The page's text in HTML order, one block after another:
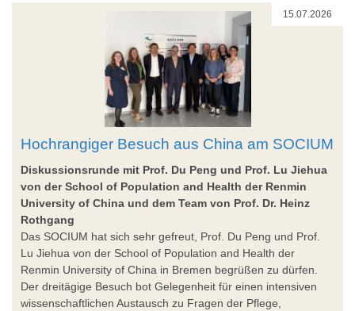
15.07.2026
Hochrangiger Besuch aus China am SOCIUM
Diskussionsrunde mit Prof. Du Peng und Prof. Lu Jiehua
von der School of Population and Health der Renmin
University of China und dem Team von Prof. Dr. Heinz
Rothgang
Das SOCIUM hat sich sehr gefreut, Prof. Du Peng und Prof.
Lu Jiehua von der School of Population and Health der
Renmin University of China in Bremen begrüßen zu dürfen.
Der dreitägige Besuch bot Gelegenheit für einen intensiven
wissenschaftlichen Austausch zu Fragen der Pflege,